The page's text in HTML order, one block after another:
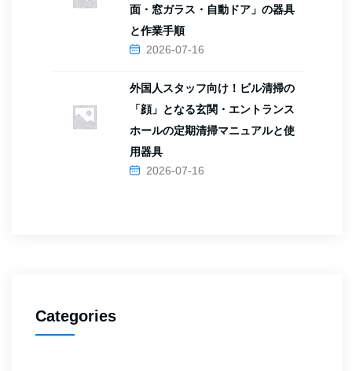
面・窓ガラス・自動ドア」の器具
と作業手順
2026-07-16
外国人スタッフ向け！ビル清掃の
「顔」となる玄関・エントランス
ホールの定期清掃マニュアルと使
用器具
2026-07-16
Categories